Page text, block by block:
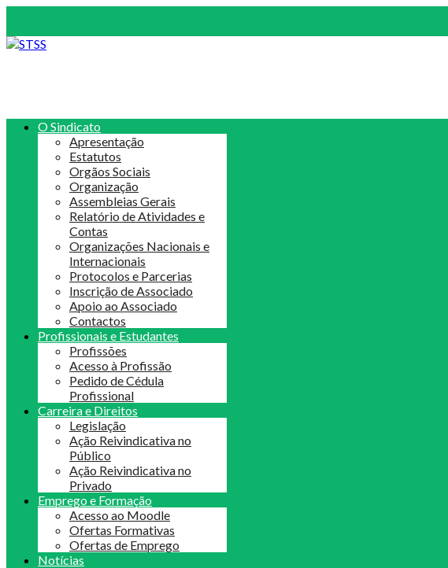
O Sindicato
Apresentação
Estatutos
Orgãos Sociais
Organização
Assembleias Gerais
Relatório de Atividades e
Contas
Organizações Nacionais e
Internacionais
Protocolos e Parcerias
Inscrição de Associado
Apoio ao Associado
Contactos
Profissionais e Estudantes
Profissões
Acesso à Profissão
Pedido de Cédula
Profissional
Carreira e Direitos
Legislação
Ação Reivindicativa no
Público
Ação Reivindicativa no
Privado
Emprego e Formação
Acesso ao Moodle
Ofertas Formativas
Ofertas de Emprego
Notícias